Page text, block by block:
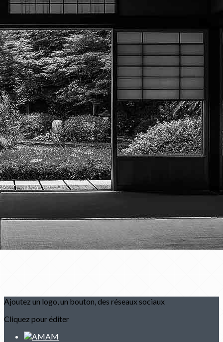
Menu
?>
Images de la page d'accueil
Cliquez pour éditer
Texte, bouton et/ou inscription à la newsletter
Cliquez pour éditer
Académie Menneçoise d'Arts
Martiaux
Ajoutez un logo, un bouton, des réseaux sociaux
Cliquez pour éditer